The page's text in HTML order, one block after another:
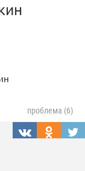
проблема (6)